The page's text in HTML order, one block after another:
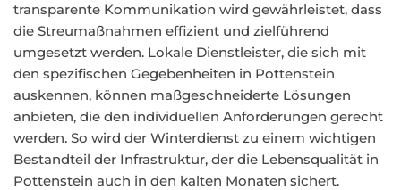
transparente Kommunikation wird gewährleistet, dass
die Streumaßnahmen effizient und zielführend
umgesetzt werden. Lokale Dienstleister, die sich mit
den spezifischen Gegebenheiten in Pottenstein
auskennen, können maßgeschneiderte Lösungen
anbieten, die den individuellen Anforderungen gerecht
werden. So wird der Winterdienst zu einem wichtigen
Bestandteil der Infrastruktur, der die Lebensqualität in
Pottenstein auch in den kalten Monaten sichert.